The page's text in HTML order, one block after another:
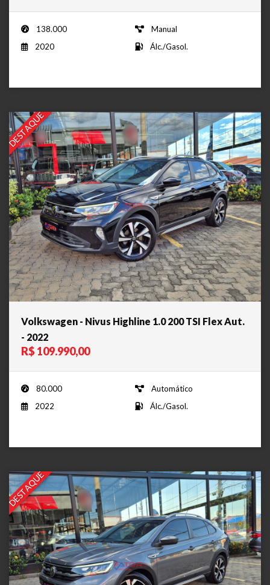
138.000
Manual
2020
Álc./Gasol.
DESTAQUE
Volkswagen - Nivus Highline 1.0 200 TSI Flex Aut.
- 2022
R$ 109.990,00
80.000
Automático
2022
Álc./Gasol.
DESTAQUE